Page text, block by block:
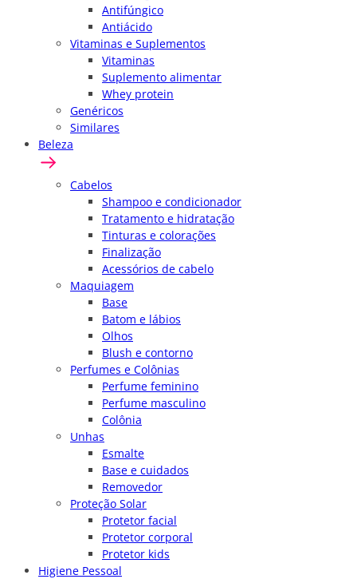
Antifúngico
Antiácido
Vitaminas e Suplementos
Vitaminas
Suplemento alimentar
Whey protein
Genéricos
Similares
Beleza
Cabelos
Shampoo e condicionador
Tratamento e hidratação
Tinturas e colorações
Finalização
Acessórios de cabelo
Maquiagem
Base
Batom e lábios
Olhos
Blush e contorno
Perfumes e Colônias
Perfume feminino
Perfume masculino
Colônia
Unhas
Esmalte
Base e cuidados
Removedor
Proteção Solar
Protetor facial
Protetor corporal
Protetor kids
Higiene Pessoal